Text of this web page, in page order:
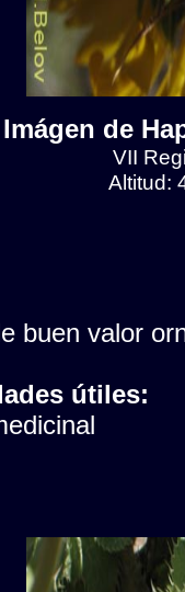
Imágen de
VII
Altitud:
buen valor
útiles: